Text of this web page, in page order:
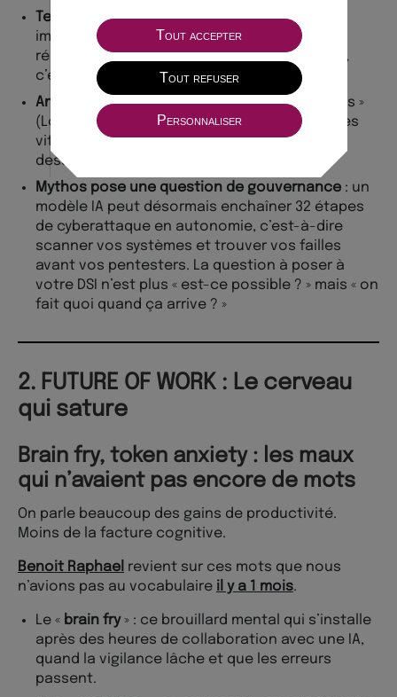
Testez les Managed Agents: si votre métier
implique de la coordination entre tâches
répétitives (juridique, comptabilité, support),
c’est le moment de prototyper
Anticipez la compression: les outils « harness »
(Lovable, Bolt) vont devoir se différencier très
vite ou être absorbés. Si vous construisez
dessus, ayez un plan B
Mythos pose une question de gouvernance : un
modèle IA peut désormais enchaîner 32 étapes
de cyberattaque en autonomie, c’est-à-dire
scanner vos systèmes et trouver vos failles
avant vos pentesters. La question à poser à
votre DSI n’est plus « est-ce possible ? » mais « on
fait quoi quand ça arrive ? »
2. FUTURE OF WORK : Le cerveau
qui sature
Brain fry, token anxiety : les maux
qui n’avaient pas encore de mots
On parle beaucoup des gains de productivité.
Moins de la facture cognitive.
Benoit Raphael revient sur ces mots que nous
n’avions pas au vocabulaire il y a 1 mois.
Le « brain fry» : ce brouillard mental qui s’installe
après des heures de collaboration avec une IA,
quand la vigilance lâche et que les erreurs
passent.
Tout accepter
Tout refuser
Personnaliser